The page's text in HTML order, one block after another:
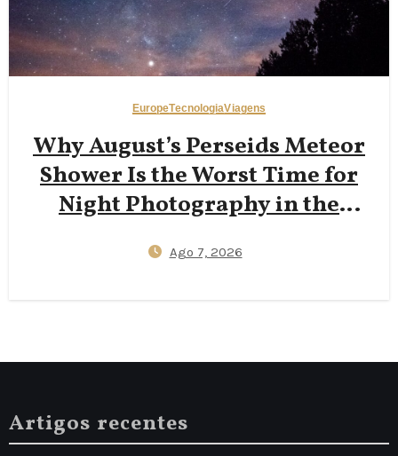
EuropeTecnologiaViagens
Why August’s Perseids Meteor
Shower Is the Worst Time for
Night Photography in the
September New Moons Deliver
Ago 7, 2026
Artigos recentes